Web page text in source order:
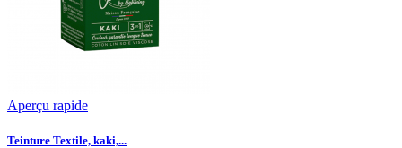
Aperçu rapide
Teinture Textile, kaki,...